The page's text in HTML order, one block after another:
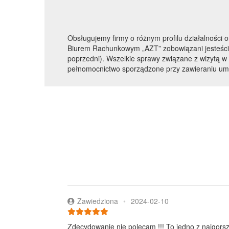
Obsługujemy firmy o różnym profilu
Biurem Rachunkowym „AZT” zobowiązani
poprzedni). Wszelkie sprawy związane z wizytą
pełnomocnictwo sporządzone przy zawieraniu
Zawiedziona • 2024-02-10
Zdecydowanie nie polecam !!! To jedno z